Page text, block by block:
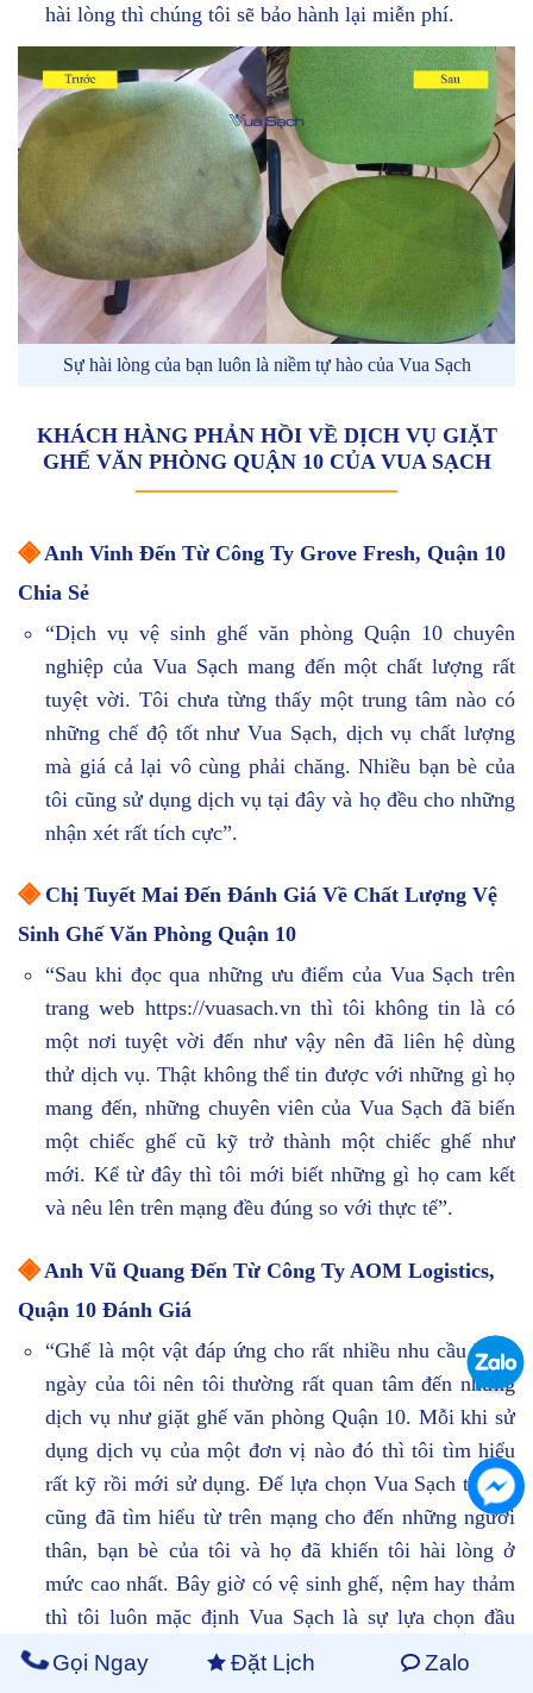
hài lòng thì chúng tôi sẽ bảo hành lại miễn phí.
Sự hài lòng của bạn luôn là niềm tự hào của Vua Sạch
KHÁCH HÀNG PHẢN HỒI VỀ DỊCH VỤ GIẶT
GHẾ VĂN PHÒNG QUẬN 10 CỦA VUA SẠCH
◈Anh Vinh Đến Từ Công Ty Grove Fresh, Quận 10
Chia Sẻ
“Dịch vụ vệ sinh ghế văn phòng Quận 10 chuyên
nghiệp của Vua Sạch mang đến một chất lượng rất
tuyệt vời. Tôi chưa từng thấy một trung tâm nào có
những chế độ tốt như Vua Sạch, dịch vụ chất lượng
mà giá cả lại vô cùng phải chăng. Nhiều bạn bè của
tôi cũng sử dụng dịch vụ tại đây và họ đều cho những
nhận xét rất tích cực”.
◈Chị Tuyết Mai Đến Đánh Giá Về Chất Lượng Vệ
Sinh Ghế Văn Phòng Quận 10
“Sau khi đọc qua những ưu điểm của Vua Sạch trên
trang web https://vuasach.vn thì tôi không tin là có
một nơi tuyệt vời đến như vậy nên đã liên hệ dùng
thử dịch vụ. Thật không thể tin được với những gì họ
mang đến, những chuyên viên của Vua Sạch đã biến
một chiếc ghế cũ kỹ trở thành một chiếc ghế như
mới. Kể từ đây thì tôi mới biết những gì họ cam kết
và nêu lên trên mạng đều đúng so với thực tế”.
◈Anh Vũ Quang Đến Từ Công Ty AOM Logistics,
Quận 10 Đánh Giá
“Ghế là một vật đáp ứng cho rất nhiều nhu cầu hằng
ngày của tôi nên tôi thường rất quan tâm đến những
dịch vụ như giặt ghế văn phòng Quận 10. Mỗi khi sử
dụng dịch vụ của một đơn vị nào đó thì tôi tìm hiểu
rất kỹ rồi mới sử dụng. Để lựa chọn Vua Sạch thì tôi
cũng đã tìm hiểu từ trên mạng cho đến những người
thân, bạn bè của tôi và họ đã khiến tôi hài lòng ở
mức cao nhất. Bây giờ có vệ sinh ghế, nệm hay thảm
thì tôi luôn mặc định Vua Sạch là sự lựa chọn đầu
tiên”.
Gọi Ngay Đặt Lịch Zalo